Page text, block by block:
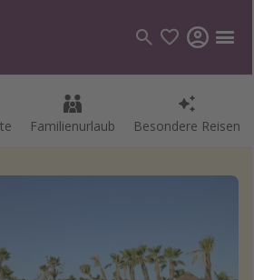
Familienurlaub Besondere Reisen